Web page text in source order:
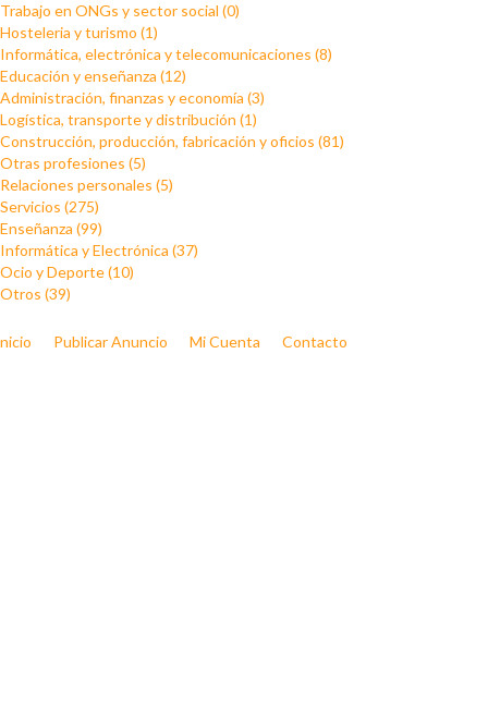
Trabajo en ONGs y sector social (0)
Hosteleria y turismo (1)
Informática, electrónica y telecomunicaciones (8)
Educación y enseñanza (12)
Administración, finanzas y economía (3)
Logística, transporte y distribución (1)
Construcción, producción, fabricación y oficios (81)
Otras profesiones (5)
Relaciones personales (5)
Servicios (275)
Enseñanza (99)
Informática y Electrónica (37)
Ocio y Deporte (10)
Otros (39)
Publicar Anuncio Mi Cuenta Contacto